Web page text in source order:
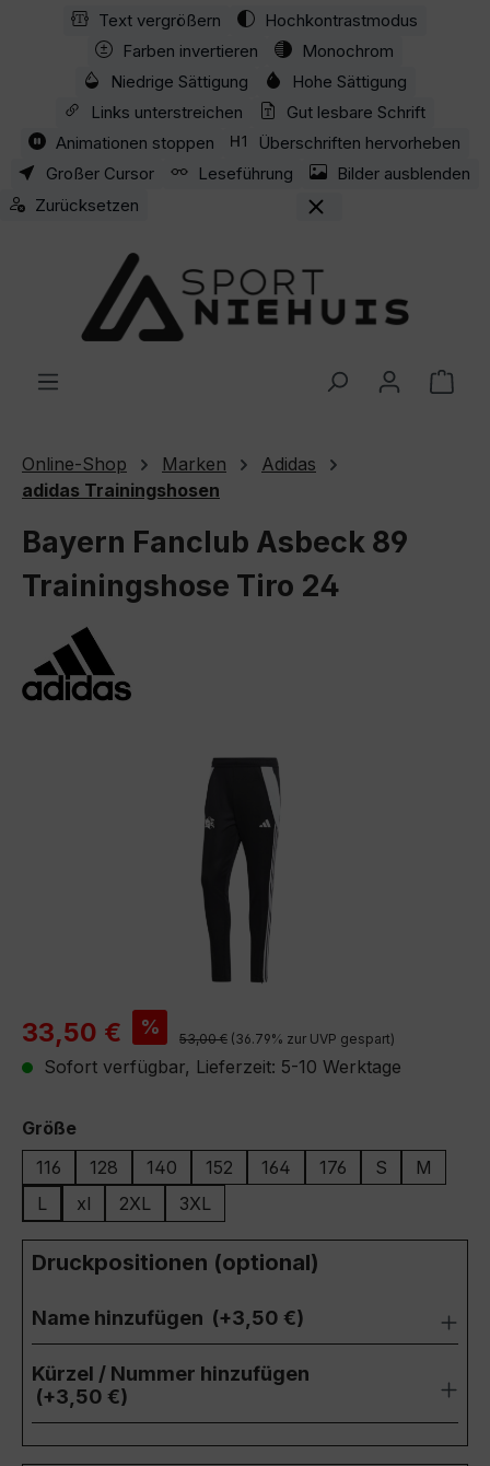
Zum Hauptinhalt springen
Text vergrößern
Hochkontrastmodus
Farben invertieren
Monochrom
Niedrige Sättigung
Hohe Sättigung
Links unterstreichen
Gut lesbare Schrift
Animationen stoppen
Überschriften hervorheben
Großer Cursor
Leseführung
Bilder ausblenden
Zurücksetzen
Online-Shop Marken
Adidas
adidas Trainingshosen
Bayern Fanclub Asbeck 89
Trainingshose Tiro 24
Bildergalerie überspringen
Verkaufspreis:
33,50 € % Regulärer Preis:
53,00 € (36.79% zur UVP gespart)
Sofort verfügbar, Lieferzeit: 5-10 Werktage
Größeauswählen
116
128 140 152 164 176 S
M
L
xl 2XL 3XL
Druckpositionen (optional)
Name hinzufügen (+3,50 €)
Kürzel / Nummer hinzufügen
(+3,50 €)